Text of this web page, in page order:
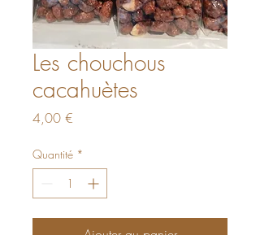
Les chouchous
cacahuètes
4,00 €
Quantité *